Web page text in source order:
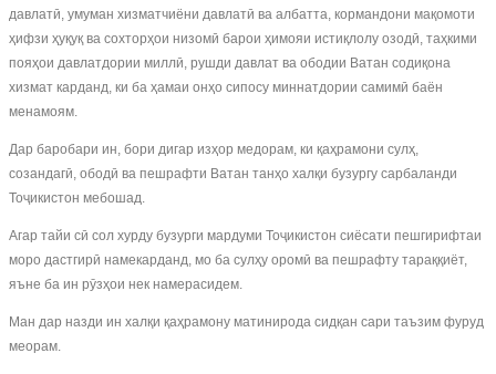
давлатӣ, умуман хизматчиёни давлатӣ ва албатта, кормандони мақомоти
ҳифзи ҳуқуқ ва сохторҳои низомӣ барои ҳимояи истиқлолу озодӣ, таҳкими
пояҳои давлатдории миллӣ, рушди давлат ва ободии Ватан содиқона
хизмат карданд, ки ба ҳамаи онҳо сипосу миннатдории самимӣ баён
менамоям.
Дар баробари ин, бори дигар изҳор медорам, ки қаҳрамони сулҳ,
созандагӣ, ободӣ ва пешрафти Ватан танҳо халқи бузургу сарбаланди
Тоҷикистон мебошад.
Агар тайи сӣ сол хурду бузурги мардуми Тоҷикистон сиёсати пешгирифтаи
моро дастгирӣ намекарданд, мо ба сулҳу оромӣ ва пешрафту тараққиёт,
яъне ба ин рӯзҳои нек намерасидем.
Ман дар назди ин халқи қаҳрамону матинирода сидқан сари таъзим фуруд
меорам.